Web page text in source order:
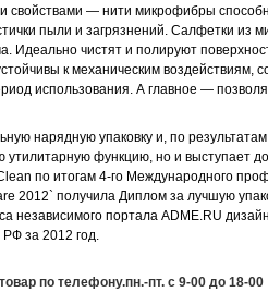
свойствами — нити микрофибры
пыли и загрязнений. Салфетки из
Идеально чистят и полируют
к механическим воздействиям,
использования. А главное —
нарядную упаковку и, по
утилитарную функцию, но и выступает
по итогам 4-го Международного
2012` получила Диплом за лучшую
независимого портала ADME.RU
РФ за 2012 год.
по телефону.пн.-пт. с 9-00 до 18-00